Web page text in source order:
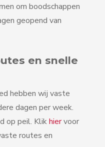
om boodschappen
geopend van
en snelle
hebben wij vaste
dagen per week.
op peil. Klikhiervoor
routes en